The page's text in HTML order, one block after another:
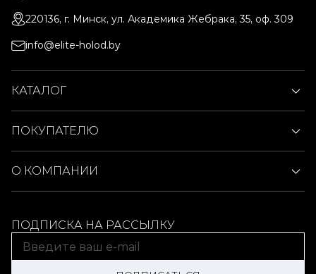
220136, г. Минск, ул. Академика Жебрака, 35, оф. 309
info@elite-holod.by
КАТАЛОГ
ПОКУПАТЕЛЮ
О КОМПАНИИ
ПОДПИСКА НА РАССЫЛКУ